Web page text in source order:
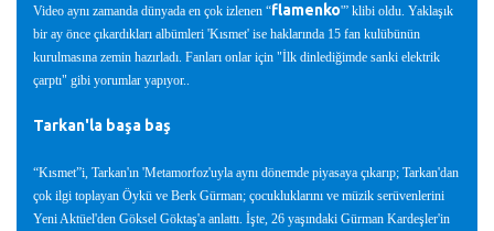
Video aynı zamanda dünyada en çok izlenen “flamenko'” klibi oldu. Yaklaşık
bir ay önce çıkardıkları albümleri 'Kısmet' ise haklarında 15 fan kulübünün
kurulmasına zemin hazırladı. Fanları onlar için "İlk dinlediğimde sanki elektrik
çarptı" gibi yorumlar yapıyor..
Tarkan'la başa baş
“Kısmet”i, Tarkan'ın 'Metamorfoz'uyla aynı dönemde piyasaya çıkarıp; Tarkan'dan
çok ilgi toplayan Öykü ve Berk Gürman; çocukluklarını ve müzik serüvenlerini
Yeni Aktüel'den Göksel Göktaş'a anlattı. İşte, 26 yaşındaki Gürman Kardeşler'in